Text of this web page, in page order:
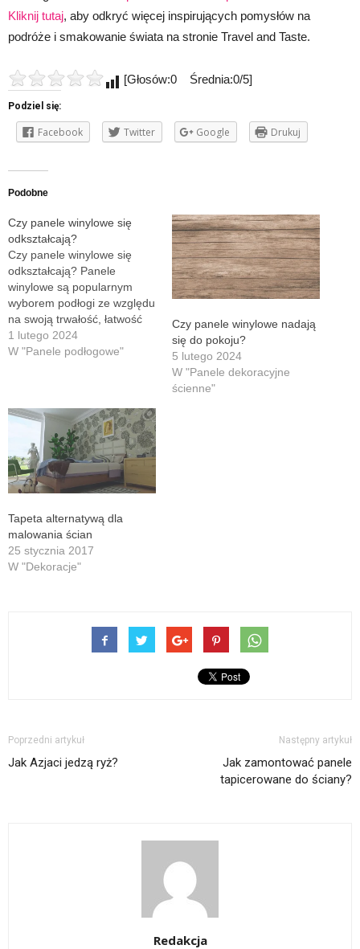
Kliknij tutaj, aby odkryć więcej inspirujących pomysłów na
podróże i smakowanie świata na stronie Travel and Taste.
[Głosów:0 Średnia:0/5]
Podziel się:
Facebook Twitter Google Drukuj
Podobne
Czy panele winylowe się
odkształcają?
Czy panele winylowe się
odkształcają? Panele
winylowe są popularnym
wyborem podłogi ze względu
na swoją trwałość, łatwość
utrzymania i estetyczny
wygląd. Jednak wiele osób
eksploatacji. W tym artykule
przyjrzymy się temu
zagadnieniu i dowiemy się,
czy panele winylowe są
podatne…
1 lutego 2024
W "Panele podłogowe"
Czy panele winylowe nadają
się do pokoju?
5 lutego 2024
W "Panele dekoracyjne
ścienne"
Tapeta alternatywą dla
malowania ścian
25 stycznia 2017
W "Dekoracje"
Poprzedni artykuł
Jak Azjaci jedzą ryż?
Następny artykuł
Jak zamontować panele
tapicerowane do ściany?
Redakcja